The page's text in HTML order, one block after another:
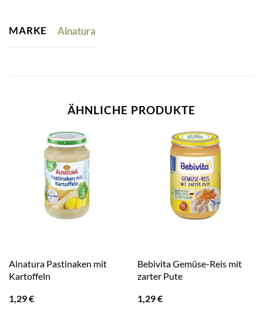
MARKE Alnatura
ÄHNLICHE PRODUKTE
Alnatura Pastinaken mit
Kartoffeln
1,29€
Bebivita Gemüse-Reis mit
zarter Pute
1,29€